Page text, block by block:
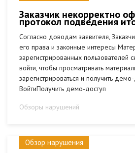
Заказчик некорректно
протокол подведения
Согласно доводам заявителя,
его права и законные интересы
зарегистрированных пользователей
войти, чтобы просматривать
зарегистрироваться и получить
ВойтиПолучить демо-доступ
Обзоры нарушений
Обзор нарушения